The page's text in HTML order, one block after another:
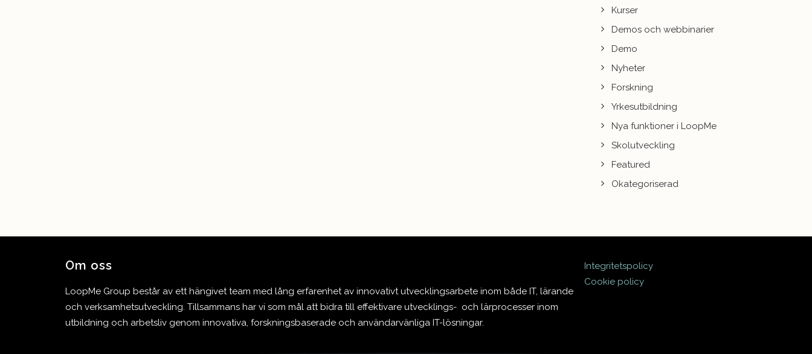
Kurser
Demos och webbinarier
Demo
Nyheter
Forskning
Yrkesutbildning
Nya funktioner i LoopMe
Skolutveckling
Featured
Okategoriserad
Om oss
LoopMe Group består av ett hängivet team med lång erfarenhet av innovativt utvecklingsarbete inom både IT, lärande
och verksamhetsutveckling. Tillsammans har vi som mål att bidra till effektivare utvecklings- och lärprocesser inom
utbildning och arbetsliv genom innovativa, forskningsbaserade och användarvänliga IT-lösningar.
Integritetspolicy
Cookie policy